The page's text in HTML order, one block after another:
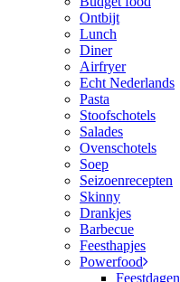
Ontbijt
Lunch
Diner
Airfryer
Echt Nederlands
Pasta
Stoofschotels
Salades
Ovenschotels
Soep
Seizoenrecepten
Skinny
Drankjes
Barbecue
Feesthapjes
Powerfood
Feestdagen